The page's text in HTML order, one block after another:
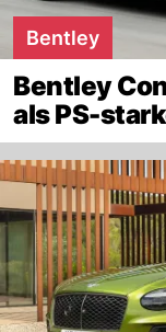
Bentley
Bentley
als PS-